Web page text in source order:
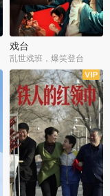
戏台
乱世戏班，爆笑登台